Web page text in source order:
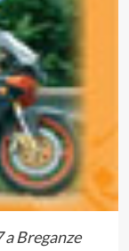
Breganze